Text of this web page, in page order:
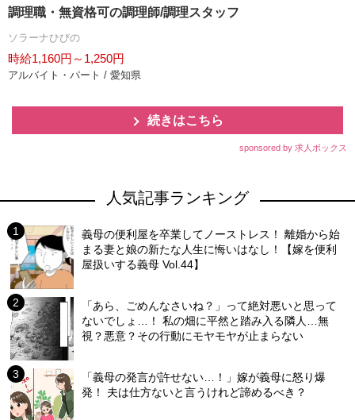
調理職・無資格可の調理師/調理スタッフ
ソラーナひびの
時給1,160円～1,250円
アルバイト・パート / 愛知県
続きはこちら
sponsored by 求人ボックス
人気記事ランキング
義母の便利屋を卒業してノーストレス！ 離婚から始
まる妻と娘の新たな人生に悔いはなし！【嫁を便利
屋扱いする義母 Vol.44】
「あら、ごめんなさいね？」って絶対悪いと思って
ないでしょ…！ 私の畑に平然と踏み入る隣人…無
視？悪意？その行動にモヤモヤが止まらない
「義母の発言が許せない…！」嫁が義母に怒り爆
発！ 夫は仕方ないと言うけれど諦めるべき？